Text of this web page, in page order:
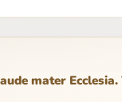
mater